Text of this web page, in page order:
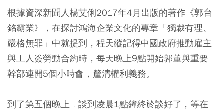
根據資深新聞人楊艾俐2017年4月出版的著作《郭台
銘霸業》，在探討鴻海企業文化的專章「獨裁有理、
嚴格無罪」中就提到，程天縱記得中國政府推動雇主
與工人簽勞動合約時，每天晚上9點開始郭董與重要
幹部連開5個小時會，釐清權利義務。
到了第五個晚上，談到凌晨1點鐘終於談好了，等在